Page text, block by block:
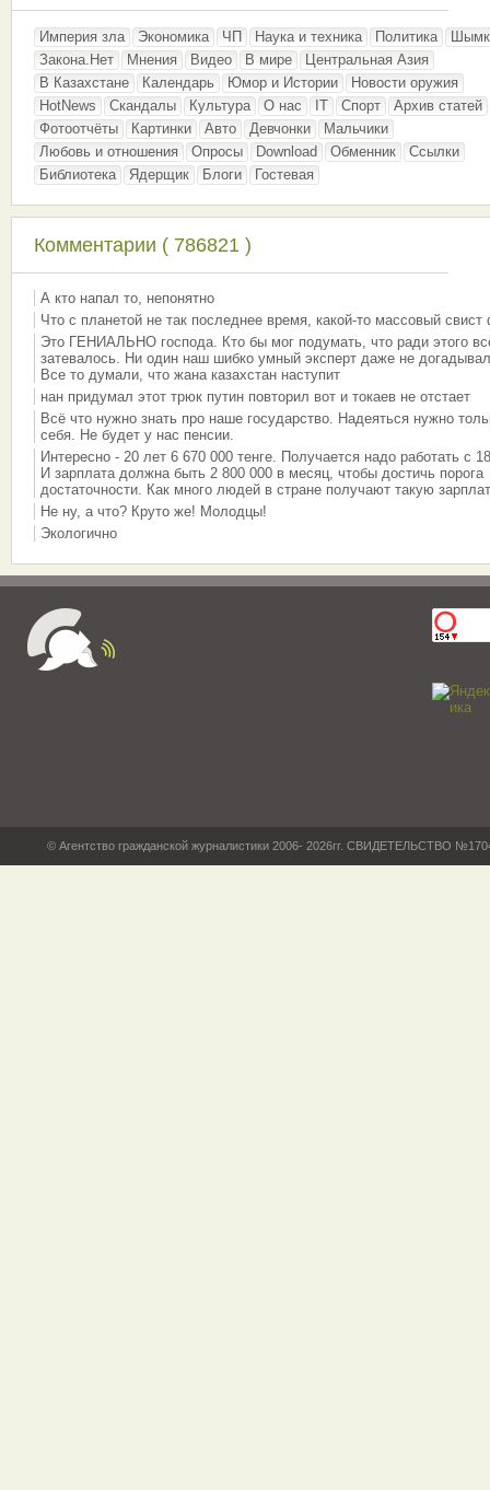
Империя зла Экономика ЧП Наука и техника Политика
Закона.Нет
Мнения Видео В мире
Центральная Азия
В Казахстане
Календарь Юмор и Истории
Новости оружия
HotNews
Скандалы Культура О нас IT Спорт
Архив статей
Фотоотчёты
Картинки Авто Девчонки
Мальчики
Любовь и отношения
Опросы Download Обменник
Ссылки
Библиотека
Ядерщик Блоги Гостевая
Комментарии ( 786821 )
А кто напал то, непонятно
Что с планетой не так последнее время, какой-то массовый свист
Это ГЕНИАЛЬНО господа. Кто бы мог подумать, что ради этого
затевалось. Ни один наш шибко умный эксперт даже не
Все то думали, что жана казахстан наступит
нан придумал этот трюк путин повторил вот и токаев не отстает
Всё что нужно знать про наше государство. Надеяться нужно
себя. Не будет у нас пенсии.
Интересно - 20 лет 6 670 000 тенге. Получается надо работать с
И зарплата должна быть 2 800 000 в месяц, чтобы достичь порога
достаточности. Как много людей в стране получают такую
Не ну, а что? Круто же! Молодцы!
Экологично
© Агентство гражданской журналистики 2006- 2026гг. СВИДЕТЕЛЬСТВО